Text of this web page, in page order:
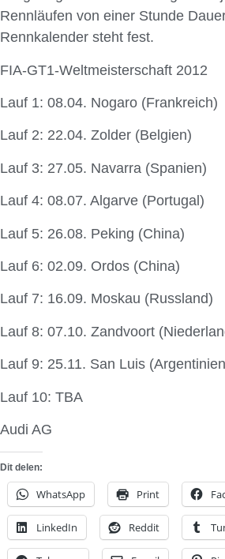
Rennläufen von einer Stunde
Rennkalender steht fest.
FIA-GT1-Weltmeisterschaft 2012
Lauf 1: 08.04. Nogaro (Frankreich)
Lauf 2: 22.04. Zolder (Belgien)
Lauf 3: 27.05. Navarra (Spanien)
Lauf 4: 08.07. Algarve (Portugal)
Lauf 5: 26.08. Peking (China)
Lauf 6: 02.09. Ordos (China)
Lauf 7: 16.09. Moskau (Russland)
Lauf 8: 07.10. Zandvoort
Lauf 9: 25.11. San Luis
Lauf 10: TBA
Audi AG
Dit delen:
WhatsApp Print
LinkedIn Reddit